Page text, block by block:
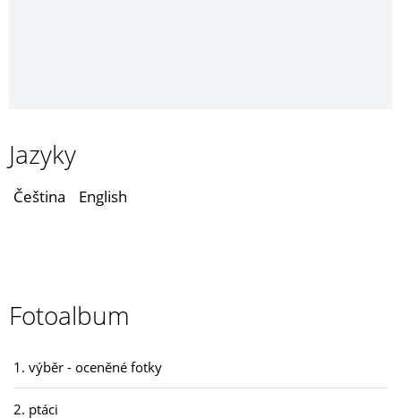
Jazyky
Čeština English
Fotoalbum
1. výběr - oceněné fotky
2. ptáci